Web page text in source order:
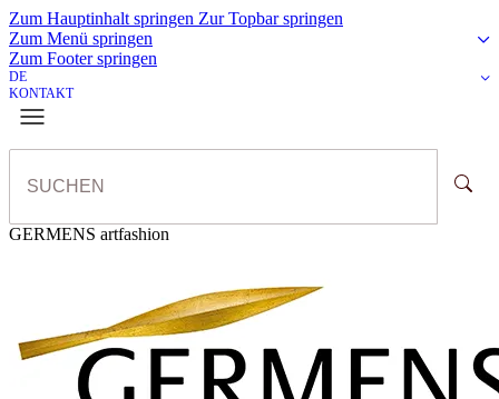
Zum Hauptinhalt springen Zur Topbar springen
Zum Menü springen
Zum Footer springen
DE
KONTAKT
GERMENS artfashion